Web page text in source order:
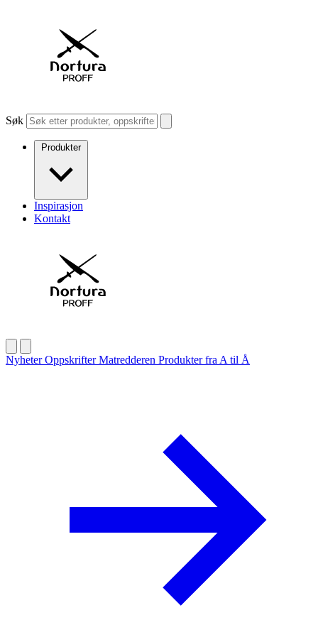
Søk
Produkter
Inspirasjon
Kontakt
NyheterOppskrifterMatredderen Produkter fra A til Å